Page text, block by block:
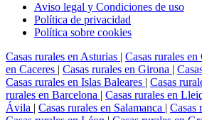
Aviso legal y Condiciones de uso
Política de privacidad
Política sobre cookies
Casas rurales en Asturias | Casas rurales en
en Caceres | Casas rurales en Girona |
Casas rurales en Islas Baleares | Casas
rurales en Barcelona | Casas rurales en
Ávila | Casas rurales en Salamanca | Casas